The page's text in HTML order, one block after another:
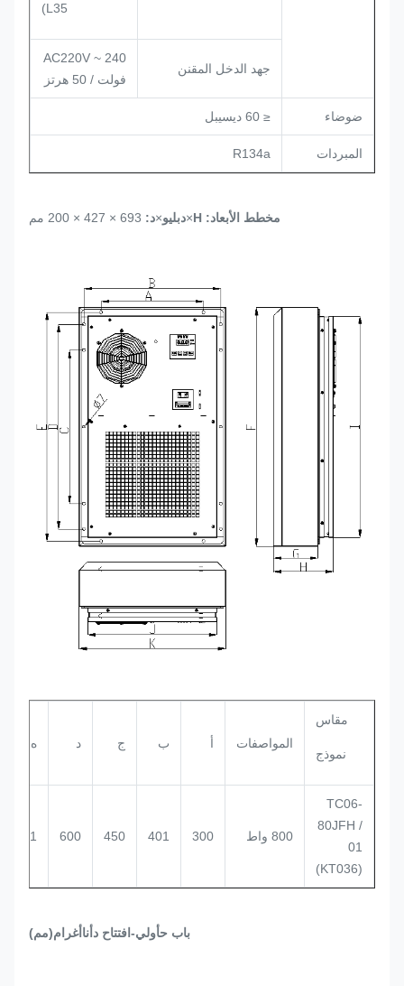
L35)
جهد الدخل المقنن
AC220V ~ 240
فولت / 50 هرتز
ضوضاء ≤ 60 ديسيبل
المبردات R134a
مخطط الأبعاد: H ×دبليو×د: 693 × 427 × 200 مم
مقاس
نموذج
المواصفات أ ب ج د ه
TC06-
80JFH /
01
(KT036)
800 واط 300
401
450
600
671
باب حأولي-افتتاح د أنا أغرام(مم)